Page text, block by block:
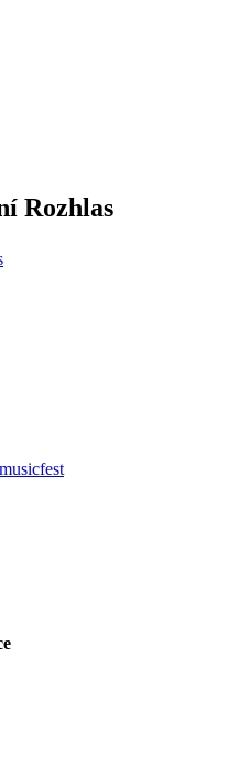
Rozhlas